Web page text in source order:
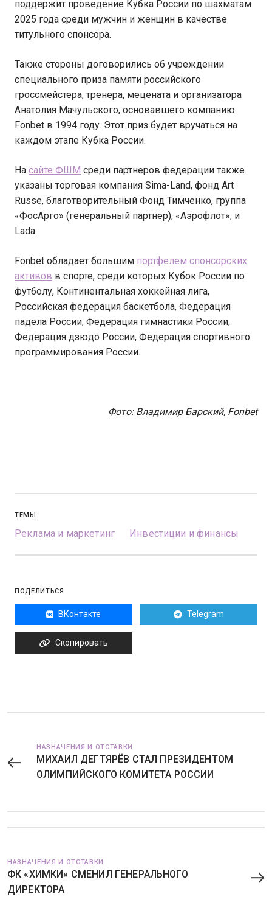
поддержит проведение Кубка России по шахматам
2025 года среди мужчин и женщин в качестве
титульного спонсора.
Также стороны договорились об учреждении
специального приза памяти российского
гроссмейстера, тренера, мецената и организатора
Анатолия Мачульского, основавшего компанию
Fonbet в 1994 году. Этот приз будет вручаться на
каждом этапе Кубка России.
На сайте ФШМ среди партнеров федерации также
указаны торговая компания Sima-Land, фонд Art
Russe, благотворительный Фонд Тимченко, группа
«ФосАрго» (генеральный партнер), «Аэрофлот», и
Lada.
Fonbet обладает большим портфелем спонсорских
активов в спорте, среди которых Кубок России по
футболу, Континентальная хоккейная лига,
Российская федерация баскетбола, Федерация
падела России, Федерация гимнастики России,
Федерация дзюдо России, Федерация спортивного
программирования России.
Фото: Владимир Барский, Fonbet
ТЕМЫ
Реклама и маркетинг Инвестиции и финансы
ПОДЕЛИТЬСЯ
ВКонтакте Telegram
Скопировать
НАЗНАЧЕНИЯ И ОТСТАВКИ
МИХАИЛ ДЕГТЯРЁВ СТАЛ ПРЕЗИДЕНТОМ
ОЛИМПИЙСКОГО КОМИТЕТА РОССИИ
НАЗНАЧЕНИЯ И ОТСТАВКИ
ФК «ХИМКИ» СМЕНИЛ ГЕНЕРАЛЬНОГО
ДИРЕКТОРА